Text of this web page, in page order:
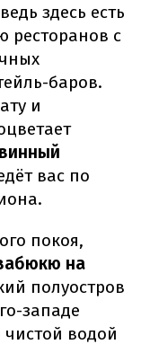
здесь есть
ресторанов с
баров.
и
винный
вас по
покоя,
на
полуостров
западе
водой